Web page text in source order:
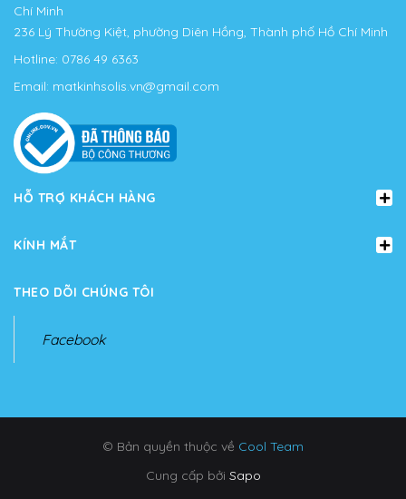
Chí Minh
236 Lý Thường Kiệt, phường Diên Hồng, Thành phố Hồ Chí Minh
Hotline: 0786 49 6363
Email: matkinhsolis.vn@gmail.com
HỖ TRỢ KHÁCH HÀNG
KÍNH MẮT
THEO DÕI CHÚNG TÔI
Facebook
© Bản quyền thuộc về Cool Team
Cung cấp bởi Sapo